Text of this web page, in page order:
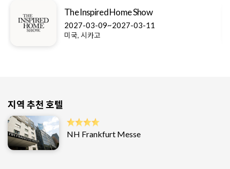
The Inspired Home Show
2027-03-09~2027-03-11
미국, 시카고
지역 추천 호텔
NH Frankfurt Messe